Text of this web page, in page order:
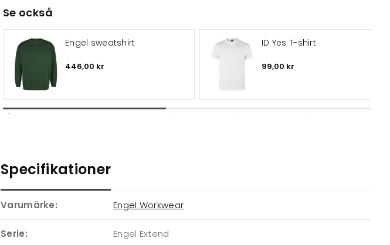
Se också
Engel sweatshirt
446,00 kr
ID Yes T-shirt
99,00 kr
Specifikationer
Varumärke: Engel Workwear
Serie: Engel Extend